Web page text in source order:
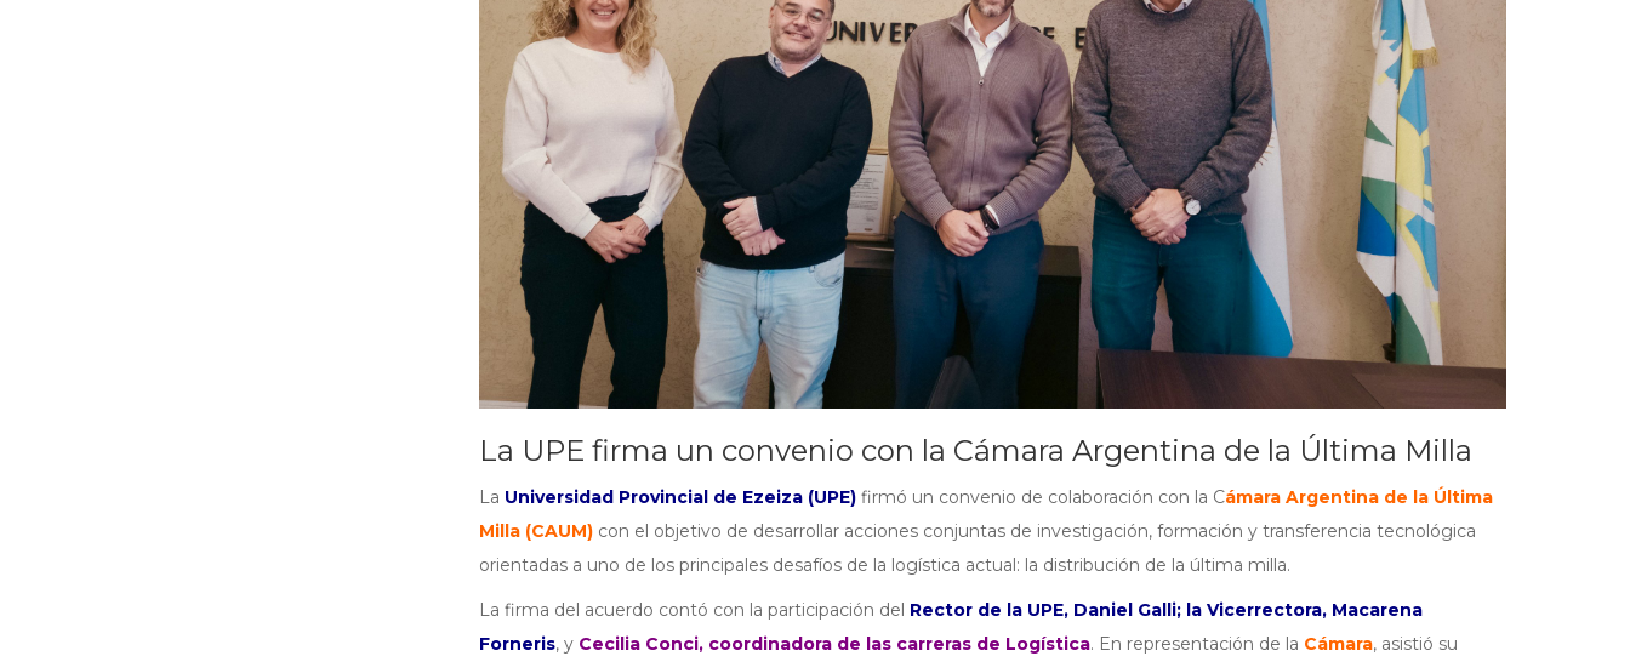
La UPE firma un convenio con la Cámara Argentina de la Última Milla
La Universidad Provincial de Ezeiza (UPE) firmó un convenio de colaboración con la Cámara Argentina de la Última
Milla (CAUM)con el objetivo de desarrollar acciones conjuntas de investigación, formación y transferencia tecnológica
orientadas a uno de los principales desafíos de la logística actual: la distribución de la última milla.
La firma del acuerdo contó con la participación del Rector de la UPE, Daniel Galli; la Vicerrectora, Macarena
Forneris, y Cecilia Conci, coordinadora de las carreras de Logística. En representación de la Cámara, asistió su